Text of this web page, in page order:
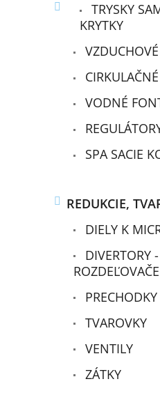
TRYSKY
KRYTKY
VODNÉ
SPA SACIE
REDUKCIE,
DIELY K
DIVERTORY -
ROZDEĽOVAČE
PRECHODKY
TVAROVKY
VENTILY
ZÁTKY